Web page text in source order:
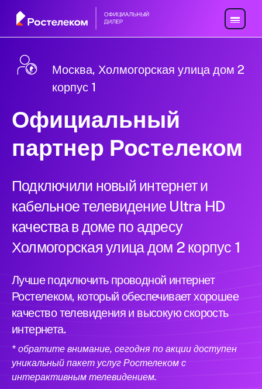
Москва, Холмогорская улица дом 2
корпус 1
Официальный
партнер Ростелеком
Подключили новый интернет и
кабельное телевидение Ultra HD
качества в доме по адресу
Холмогорская улица дом 2 корпус 1
Лучше подключить проводной интернет
Ростелеком, который обеспечивает хорошее
качество телевидения и высокую скорость
интернета.
* обратите внимание, сегодня по акции доступен
уникальный пакет услуг Ростелеком с
интерактивным телевидением.